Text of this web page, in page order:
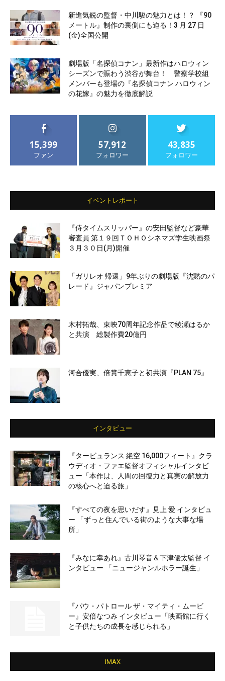
新進気鋭の監督・中川駿の魅力とは！？ 『90
メートル』制作の裏側にも迫る！3 月 27 日
(金)全国公開
劇場版「名探偵コナン」最新作はハロウィン
シーズンで賑わう渋谷が舞台！ 警察学校組
メンバーも登場の『名探偵コナン ハロウィン
の花嫁』の魅力を徹底解説
15,399
ファン
57,912
フォロワー
43,835
フォロワー
イベントレポート
『侍タイムスリッパー』の安田監督など豪華
審査員 第１９回ＴＯＨＯシネマズ学生映画祭
３月３０日(月)開催
「ガリレオ 帰還」9年ぶりの劇場版『沈黙のパ
レード』ジャパンプレミア
木村拓哉、東映70周年記念作品で綾瀬はるか
と共演 総製作費20億円
河合優実、倍賞千恵子と初共演『PLAN 75』
インタビュー
『タービュランス 絶空 16,000フィート』クラ
ウディオ・ファエ監督オフィシャルインタビ
ュー「本作は、人間の回復力と真実の解放力
の核心へと迫る旅」
『すべての夜を思いだす』見上 愛 インタビュ
ー 「ずっと住んでいる街のような大事な場
所」
『みなに幸あれ』古川琴音＆下津優太監督 イ
ンタビュー 「ニュージャンルホラー誕生」
『パウ・パトロール ザ・マイティ・ムービ
ー』安倍なつみ インタビュー「映画館に行く
と子供たちの成長を感じられる」
IMAX